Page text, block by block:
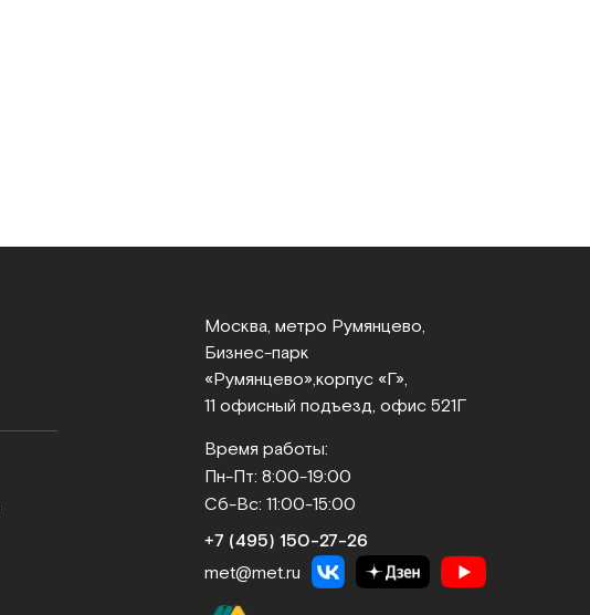
Москва, метро Румянцево,
Бизнес‑парк
«Румянцево», корпус «Г»,
11 офисный подъезд, офис 521Г
Время работы:
Пн-Пт: 8:00-19:00
Сб-Вс: 11:00-15:00
+7 (495) 150‑27‑26
met@met.ru